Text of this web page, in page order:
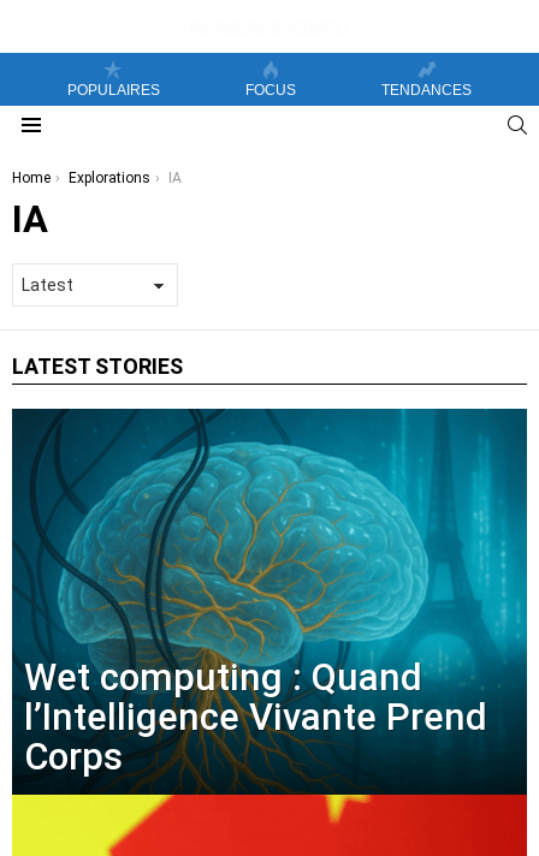
POPULAIRES FOCUS TENDANCES
You are here:
Home Explorations IA
IA
LATEST STORIES
Wet computing : Quand
l’Intelligence Vivante Prend
Corps